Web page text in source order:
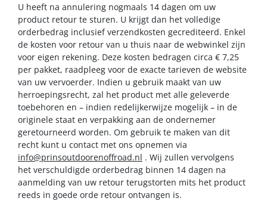
U heeft na annulering nogmaals 14 dagen om uw
product retour te sturen. U krijgt dan het volledige
orderbedrag inclusief verzendkosten gecrediteerd. Enkel
de kosten voor retour van u thuis naar de webwinkel zijn
voor eigen rekening. Deze kosten bedragen circa € 7,25
per pakket, raadpleeg voor de exacte tarieven de website
van uw vervoerder. Indien u gebruik maakt van uw
herroepingsrecht, zal het product met alle geleverde
toebehoren en – indien redelijkerwijze mogelijk – in de
originele staat en verpakking aan de ondernemer
geretourneerd worden. Om gebruik te maken van dit
recht kunt u contact met ons opnemen via
info@prinsoutdoorenoffroad.nl . Wij zullen vervolgens
het verschuldigde orderbedrag binnen 14 dagen na
aanmelding van uw retour terugstorten mits het product
reeds in goede orde retour ontvangen is.